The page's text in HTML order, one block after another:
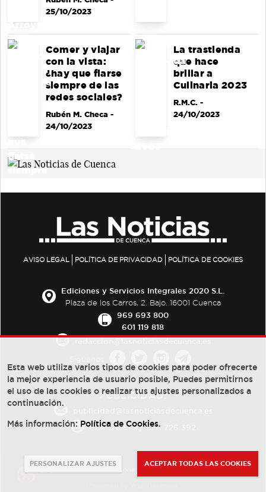
25/10/2023
Comer y viajar
con la vista:
¿hay que fiarse
siempre de las
redes sociales?
Rubén M. Checa-
24/10/2023
La trastienda
que hace
brillar a
Culinaria 2023
R.M.C. -
24/10/2023
AVISO LEGAL POLÍTICA DE PRIVACIDAD POLÍTICA DE COOKIES
Ediciones y Servicios Integrales 2020 S.L.
Plaza de los Carros, 2. Bajo. 16001 Cuenca
969 693 800
601 119 818
PUBLICIDAD:
684 126 573/670 726 392
Esta web utiliza varios tipos de cookies para poder ofrecerte
la mejor experiencia de usuario posible, Puedes permitirnos
el uso de las cookies o realizar tus ajustes personalizados a
continuación.
Más información: Política de Cookies.
PERSONALIZAR AJUSTES ACEPTAR TODAS LAS COOKIES